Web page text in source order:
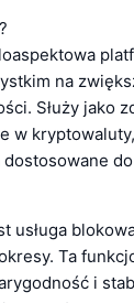
na
Służy jako
w
usługa
Ta
i